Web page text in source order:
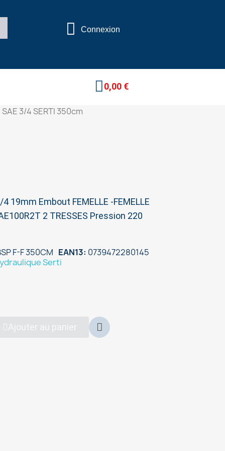
Connexion
0,00 €
3/4 SERTI 350cm
19mm Embout FEMELLE -FEMELLE
2 TRESSES Pression 220
F-F 350CM EAN13 0739472280145
Serti
Ajouter au panier